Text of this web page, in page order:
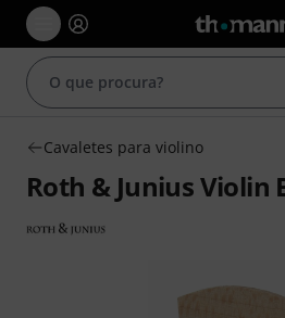
Cavaletes para violino
Roth & Junius Violin